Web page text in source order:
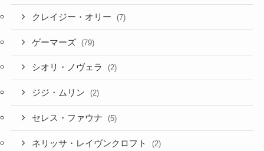
クレイジー・オリー (7)
ゲーマーズ (79)
シオリ・ノヴェラ (2)
ジジ・ムリン (2)
セレス・ファウナ (5)
ネリッサ・レイヴンクロフト (2)